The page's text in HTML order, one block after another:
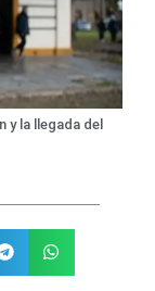
y la llegada del